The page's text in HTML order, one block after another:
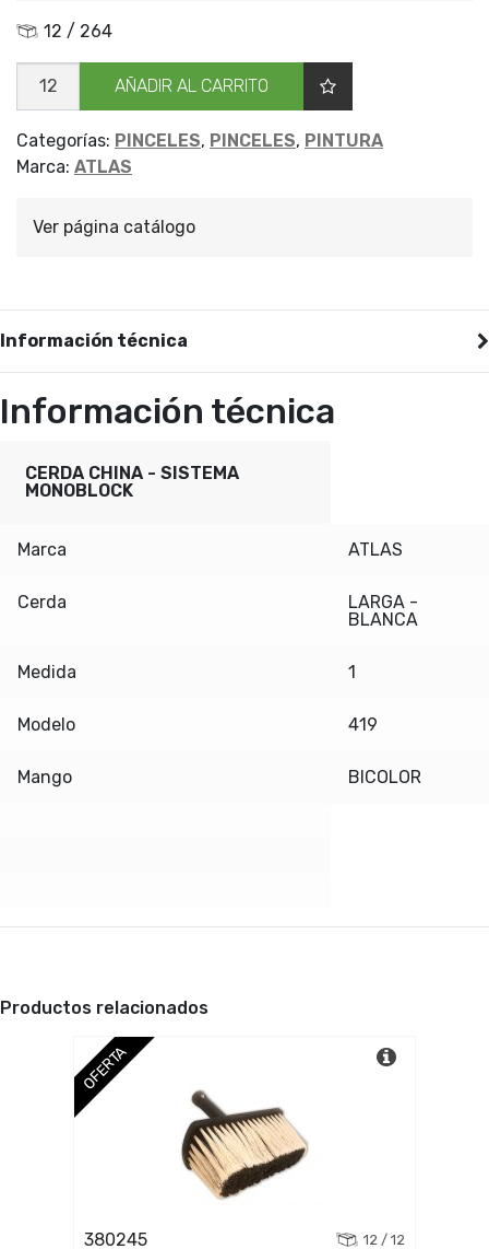
12 / 264
PINCEL
ATLAS
cantidad
AÑADIR AL CARRITO
Categorías: PINCELES, PINCELES, PINTURA
Marca: ATLAS
Ver página catálogo
Información técnica
Información técnica
CERDA CHINA - SISTEMA
MONOBLOCK
Marca ATLAS
Cerda
LARGA -
BLANCA
Medida 1
Modelo 419
Mango BICOLOR
Productos relacionados
OFERTA
380245 12 / 12